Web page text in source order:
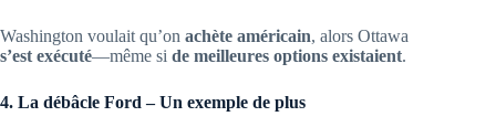
Washington voulait qu’on achète américain, alors Ottawa
s’est exécuté—même si de meilleures options existaient.
4. La débâcle Ford – Un exemple de plus